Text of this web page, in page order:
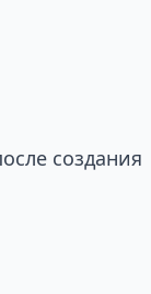
создания